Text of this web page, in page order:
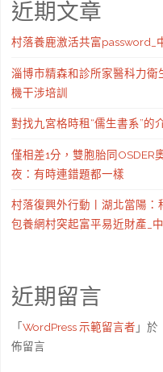
近期文章
村落養鹿激活共富password_
淄博市精森和診所家醫科力衛
機干涉培訓
對找九宮格時租“儒生書系”的
僅相差1分，雙胞胎同OSDER
夜：有時連錯題都一樣
村落復興外行動丨湖北當陽：
包養網村突起富平易近財產_
近期留言
「WordPress 示範留言者 」於
佈留言